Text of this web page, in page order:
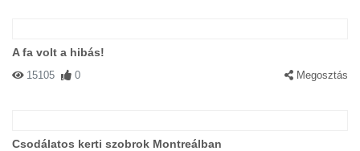
A fa volt a hibás!
15105 0 Megosztás
Csodálatos kerti szobrok Montreálban